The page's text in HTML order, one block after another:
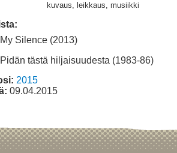
kuvaus, leikkaus, musiikki
Silence (2013)
tästä hiljaisuudesta (1983-86)
2015
09.04.2015